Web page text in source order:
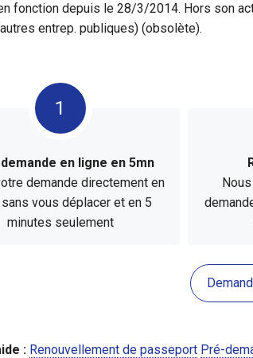
fonction depuis le 28/3/2014. Hors son
entrep. publiques) (obsolète).
en ligne en 5mn
demande directement en
vous déplacer et en 5
minutes seulement
: Renouvellement de passeport Pré-